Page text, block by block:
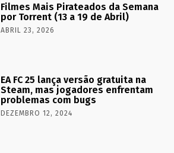
Filmes Mais Pirateados da Semana
por Torrent (13 a 19 de Abril)
ABRIL 23, 2026
EA FC 25 lança versão gratuita na
Steam, mas jogadores enfrentam
problemas com bugs
DEZEMBRO 12, 2024